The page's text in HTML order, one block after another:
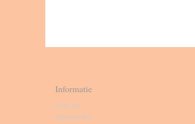
Informatie
Over ons
Voorwaarden